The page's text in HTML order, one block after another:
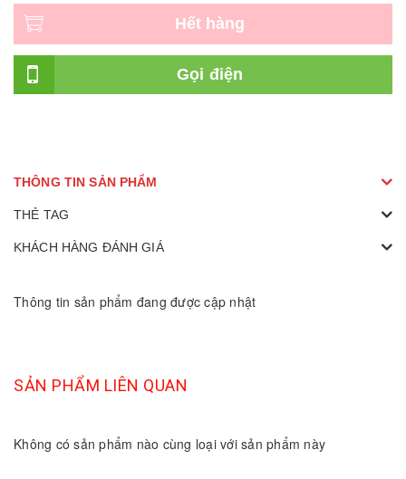
Hết hàng
Gọi điện
THÔNG TIN SẢN PHẨM
THẺ TAG
KHÁCH HÀNG ĐÁNH GIÁ
Thông tin sản phẩm đang được cập nhật
SẢN PHẨM LIÊN QUAN
Không có sản phẩm nào cùng loại với sản phẩm này